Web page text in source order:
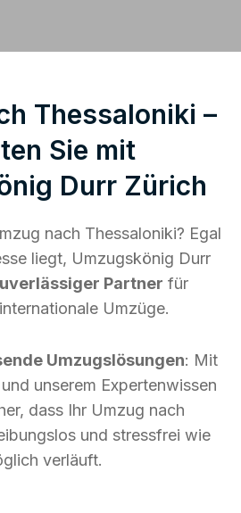
Thessaloniki –
Sie mit
Durr Zürich
nach Thessaloniki? Egal
liegt, Umzugskönig Durr
Partner für
Umzüge.
Umzugslösungen: Mit
unserem Expertenwissen
dass Ihr Umzug nach
und stressfrei wie
verläuft.